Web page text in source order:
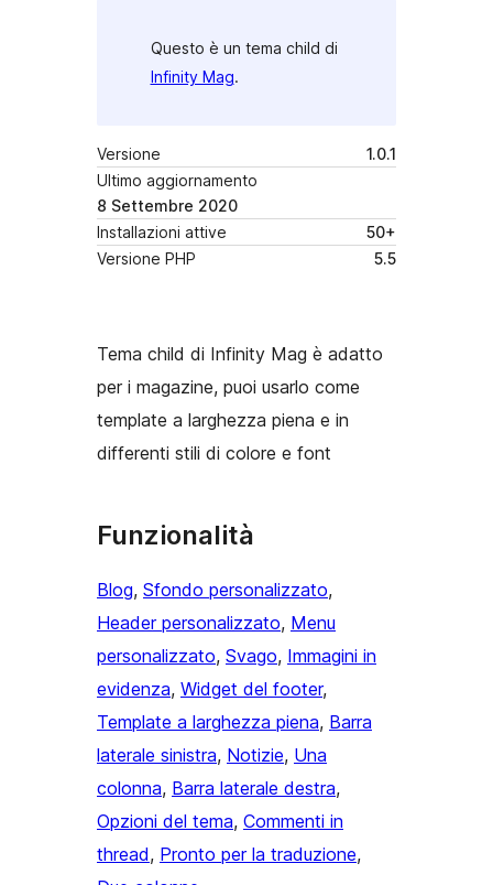
Questo è un tema child di
Infinity Mag.
Versione
1.0.1
Ultimo aggiornamento
8 Settembre 2020
Installazioni attive
50+
Versione PHP
5.5
Tema child di Infinity Mag è adatto
per i magazine, puoi usarlo come
template a larghezza piena e in
differenti stili di colore e font
Funzionalità
Blog, Sfondo personalizzato
Header personalizzato, Menu
personalizzato, Svago, Immagini in
evidenza, Widget del footer
Template a larghezza piena, Barra
laterale sinistra, Notizie, Una
colonna, Barra laterale destra
Opzioni del tema, Commenti in
thread, Pronto per la traduzione